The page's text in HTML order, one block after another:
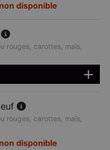
disponible
rouges, carottes, maïs,
rouges, carottes, maïs,
disponible